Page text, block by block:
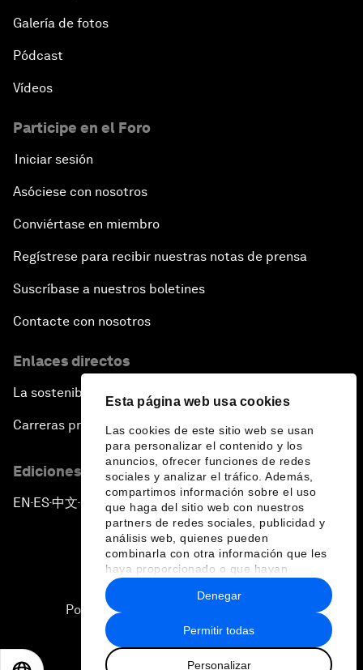
Esta página web usa cookies
Las cookies de este sitio web se usan
para personalizar el contenido y los
anuncios, ofrecer funciones de redes
sociales y analizar el tráfico. Además,
compartimos información sobre el uso
que haga del sitio web con nuestros
partners de redes sociales, publicidad y
análisis web, quienes pueden
combinarla con otra información que les
haya proporcionado o que hayan
recopilado a partir del uso que haya
hecho de sus servicios.
Permitir todas
Personalizar
Denegar
Galería de fotos
Pódcast
Vídeos
Participe en el Foro
Iniciar sesión
Asóciese con nosotros
Conviértase en miembro
Regístrese para recibir nuestras notas de prensa
Suscríbase a nuestros boletines
Contacte con nosotros
Enlaces directos
La sostenibilidad en el Foro
Carreras profesionales
Ediciones en otros idiomas
EN ▪ES▪中文▪ 日本語
Política de privacidad y normas de uso
Sitemap